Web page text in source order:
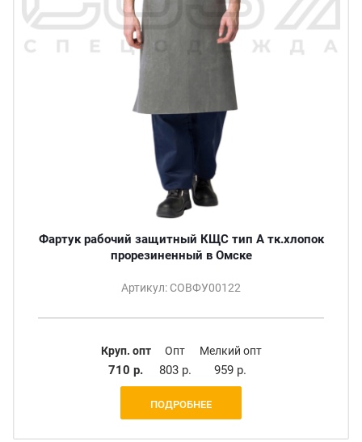
Фартук рабочий защитный КЩС тип А тк.хлопок
прорезиненный в Омске
Артикул: СОВФУ00122
Круп. опт
710 р.
Опт
803 р.
Мелкий опт
959 р.
ПОДРОБНЕЕ